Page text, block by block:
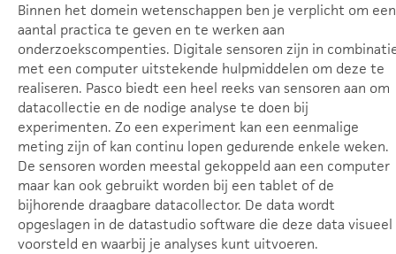
Binnen het domein wetenschappen ben je verplicht om een
aantal practica te geven en te werken aan
onderzoekscompenties. Digitale sensoren zijn in
met een computer uitstekende hulpmiddelen om deze te
realiseren. Pasco biedt een heel reeks van sensoren aan om
datacollectie en de nodige analyse te doen bij
experimenten. Zo een experiment kan een eenmalige
meting zijn of kan continu lopen gedurende enkele weken.
De sensoren worden meestal gekoppeld aan een computer
maar kan ook gebruikt worden bij een tablet of de
bijhorende draagbare datacollector. De data wordt
opgeslagen in de datastudio software die deze data visueel
voorsteld en waarbij je analyses kunt uitvoeren.